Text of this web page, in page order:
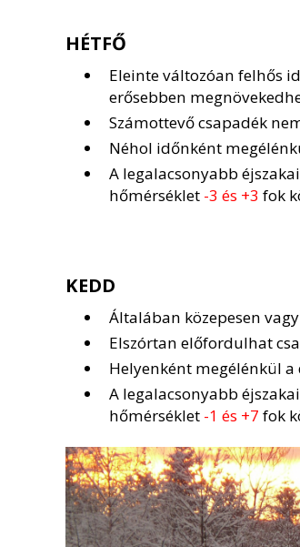
HÉTFŐ
Eleinte változóan felhős
erősebben
Számottevő csapadék
Néhol időnként
A legalacsonyabb
hőmérséklet -3 és +3 fok
KEDD
Általában közepesen
Elszórtan előfordulhat
Helyenként megélénkül a
A legalacsonyabb
hőmérséklet -1 és +7 fok